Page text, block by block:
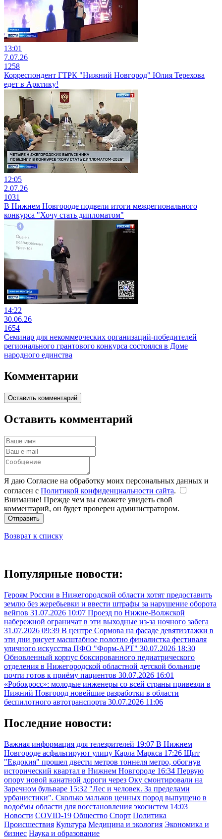
13:01
7.07.26
1258
Корреспондент ГТРК "Нижний Новгород" Юлия Терехова
едет в Арктику!
12:05
2.07.26
1031
В Нижнем Новгороде подвели итоги межрегионального
конкурса "Хочу стать дипломатом"
14:22
30.06.26
1654
Семинар для некоммерческих организаций-победителей
регионального грантового конкурса состоялся в Доме
народного единства
Комментарии
Оставить комментарий
Оставить комментарий
Я даю Согласие на обработку моих персональных данных и
согласен с Политикой конфиденциальности сайта.
Внимание! Прежде чем вы сможете увидеть свой
комментарий, он будет проверен администратором.
Отправить
Возврат к списку
Популярные новости:
Героям России в Нижегородской области хотят предоставить
землю без жеребьевки и ввести штрафы за нарушение оборота
вейпов 31.07.2026 10:07 Проезд по Нижне-Волжской
набережной ограничат в эти выходные из-за ночного забега
31.07.2026 09:39 В центре Сормова на фасаде девятиэтажки в
эти дни рисует масштабное полотно финалистка фестиваля
уличного искусства ПФО "Форм-АРТ" 30.07.2026 18:30
Обновленный корпус боксированного педиатрического
отделения в Нижегородской областной детской больнице
почти готов к приёму пациентов 30.07.2026 16:01
«Робокросс»: молодые инженеры со всей страны привезли в
Нижний Новгород новейшие разработки в области
беспилотного автотранспорта 30.07.2026 11:06
Последние новости:
Важная информация для телезрителей 19:07 В Нижнем
Новгороде асфальтируют улицу Карла Маркса 17:26 Щит
"Евдокия" прошел двести метров тоннеля метро, обогнув
исторический квартал в Нижнем Новгороде 16:34 Первую
опору новой канатной дороги через Оку смонтировали на
Заречном бульваре 15:32 "Лес и человек. За пределами
урбанистики". Сколько мальков ценных пород выпущено в
водоёмы области для восстановления экосистем 14:03
Новости COVID-19 Общество Спорт Политика
Происшествия Культура Медицина и экология Экономика и
бизнес Наука и образование